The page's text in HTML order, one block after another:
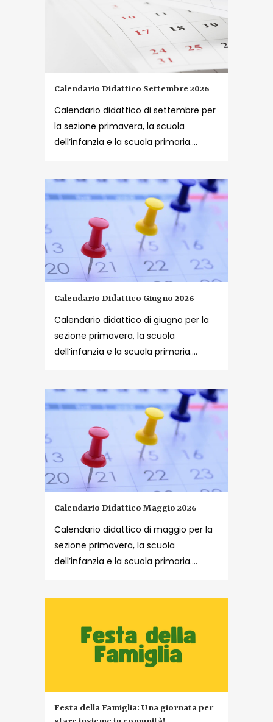
Calendario Didattico Settembre 2026
Calendario didattico di settembre per
la sezione primavera, la scuola
dell’infanzia e la scuola primaria....
Calendario Didattico Giugno 2026
Calendario didattico di giugno per la
sezione primavera, la scuola
dell’infanzia e la scuola primaria....
Calendario Didattico Maggio 2026
Calendario didattico di maggio per la
sezione primavera, la scuola
dell’infanzia e la scuola primaria....
Festa della Famiglia: Una giornata per